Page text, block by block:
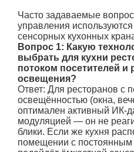
Часто задаваемые
управления
сенсорных кухонных
Вопрос 1: Какую
выбрать для кухни
потоком посетителей
освещения?
Ответ: Для ресторанов с
освещённостью (окна,
оптимален активный ИК-
модуляцией — он не
блики. Если же кухня
помещении с постоянным